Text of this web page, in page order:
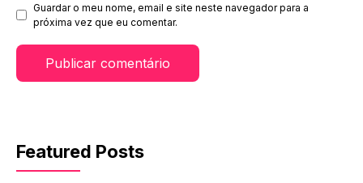
Guardar o meu nome, email e site neste navegador para a
próxima vez que eu comentar.
Featured Posts